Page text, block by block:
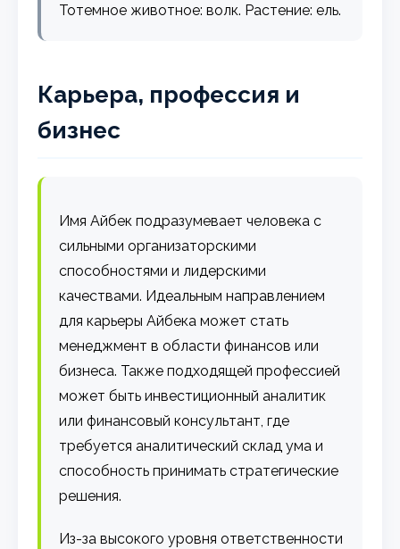
Тотемное животное: волк. Растение: ель.
Карьера, профессия и
бизнес
Имя Айбек подразумевает человека с
сильными организаторскими
способностями и лидерскими
качествами. Идеальным направлением
для карьеры Айбека может стать
менеджмент в области финансов или
бизнеса. Также подходящей профессией
может быть инвестиционный аналитик
или финансовый консультант, где
требуется аналитический склад ума и
способность принимать стратегические
решения.
Из-за высокого уровня ответственности